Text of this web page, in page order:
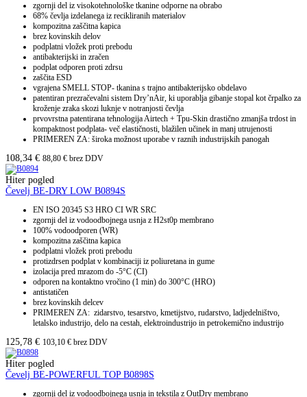
zgornji del iz visokotehnološke tkanine odporne na obrabo
68% čevlja izdelanega iz recikliranih materialov
kompozitna zaščitna kapica
brez kovinskih delov
podplatni vložek proti prebodu
antibakterijski in zračen
podplat odporen proti zdrsu
zaščita ESD
vgrajena SMELL STOP- tkanina s trajno antibakterijsko obdelavo
patentiran prezračevalni sistem Dry’nAir, ki uporablja gibanje stopal kot črpalko za
kroženje zraka skozi luknje v notranjosti čevlja
prvovrstna patentirana tehnologija Airtech + Tpu-Skin drastično zmanjša trdost in
kompaktnost podplata- več elastičnosti, blažilen učinek in manj utrujenosti
PRIMEREN ZA: široka možnost uporabe v raznih industrijskih panogah
108,34 € 88,80 € brez DDV
Hiter pogled
Čevelj BE-DRY LOW B0894S
EN ISO 20345 S3 HRO CI WR SRC
zgornji del iz vodoodbojnega usnja z H2st0p membrano
100% vodoodporen (WR)
kompozitna zaščitna kapica
podplatni vložek proti prebodu
protizdrsen podplat v kombinaciji iz poliuretana in gume
izolacija pred mrazom do -5°C (CI)
odporen na kontaktno vročino (1 min) do 300°C (HRO)
antistatičen
brez kovinskih delcev
PRIMEREN ZA: zidarstvo, tesarstvo, kmetijstvo, rudarstvo, ladjedelništvo,
letalsko industrijo, delo na cestah, elektroindustrijo in petrokemično industrijo
125,78 € 103,10 € brez DDV
Hiter pogled
Čevelj BE-POWERFUL TOP B0898S
zgornji del iz vodoodbojnega usnja in tekstila z OutDry membrano